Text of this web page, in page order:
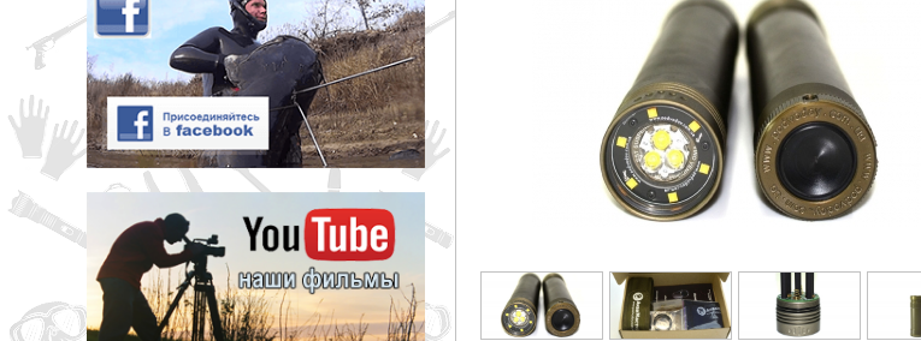
Точное совпадение
Категории
Производитель
_JSHOP_SEARCH_COINS
до
грн